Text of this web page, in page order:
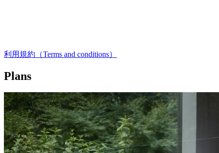
利用規約（Terms and conditions）
Plans